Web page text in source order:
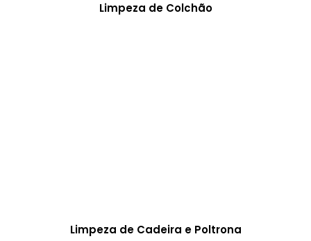
Limpeza de Colchão
Limpeza de Cadeira e Poltrona